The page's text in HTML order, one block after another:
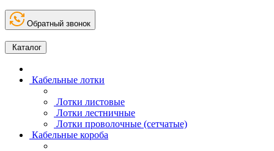
Обратный звонок
Каталог
Кабельные лотки
Лотки листовые
Лотки лестничные
Лотки проволочные (сетчатые)
Кабельные короба